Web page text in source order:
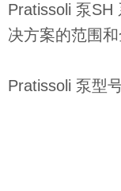
Pratissoli 泵SH
决方案的范围
Pratissoli 泵型